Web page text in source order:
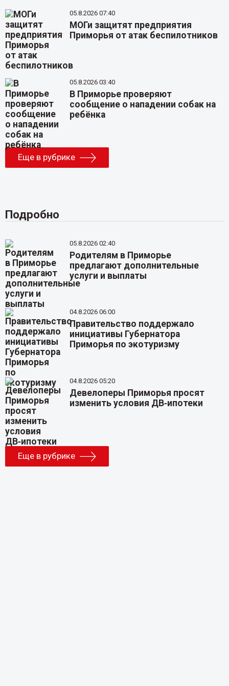
05.8.2026 07:40
МОГи защитят предприятия
Приморья от атак беспилотников
05.8.2026 03:40
В Приморье проверяют
сообщение о нападении собак на
ребёнка
Еще в рубрике
Подробно
05.8.2026 02:40
Родителям в Приморье
предлагают дополнительные
услуги и выплаты
04.8.2026 06:00
Правительство поддержало
инициативы Губернатора
Приморья по экотуризму
04.8.2026 05:20
Девелоперы Приморья просят
изменить условия ДВ‑ипотеки
Еще в рубрике